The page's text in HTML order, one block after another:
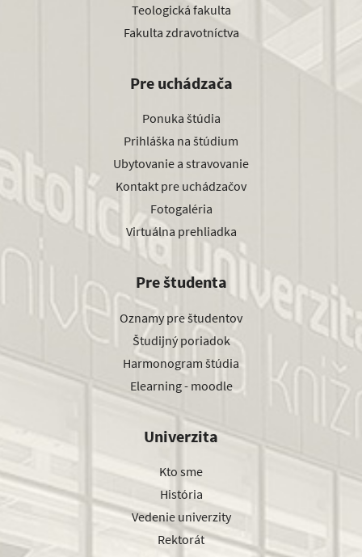
Teologická fakulta
Fakulta zdravotníctva
Pre uchádzača
Ponuka štúdia
Prihláška na štúdium
Ubytovanie a stravovanie
Kontakt pre uchádzačov
Fotogaléria
Virtuálna prehliadka
Pre študenta
Oznamy pre študentov
Študijný poriadok
Harmonogram štúdia
Elearning - moodle
Univerzita
Kto sme
História
Vedenie univerzity
Rektorát